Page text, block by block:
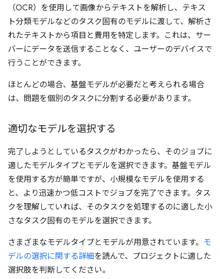
（OCR）を使用して画像からテキストを解析し、テキス
ト分類モデルなどのタスク固有のモデルに渡して、解析さ
れたテキストから項目と費用を特定します。これは、サー
バーにデータを送信することなく、ユーザーのデバイスで
行うことができます。
ほとんどの場合、基盤モデルが必要だと考えられる場合
は、問題を個別のタスクに分割する必要があります。
適切なモデルを選択する
完了しようとしているタスクがわかったら、そのジョブに
適したモデルタイプとモデルを選択できます。基盤モデル
を使用する方が簡単ですが、小規模なモデルを使用する
と、より迅速かつ低コストでジョブを完了できます。タス
クを理解していれば、そのタスクを処理するのに適した小
さなタスク固有のモデルを選択できます。
さまざまなモデルタイプとモデルが用意されています。 モ
デルの選択に関する詳細を読んで、プロジェクトに適した
選択肢を判断してください。